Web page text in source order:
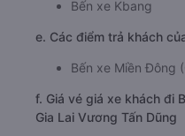
Bến xe Kbang
e. Các điểm trả khách
Bến xe Miền Đông
f. Giá vé giá xe khách đi
Gia Lai Vương Tấn Dũng